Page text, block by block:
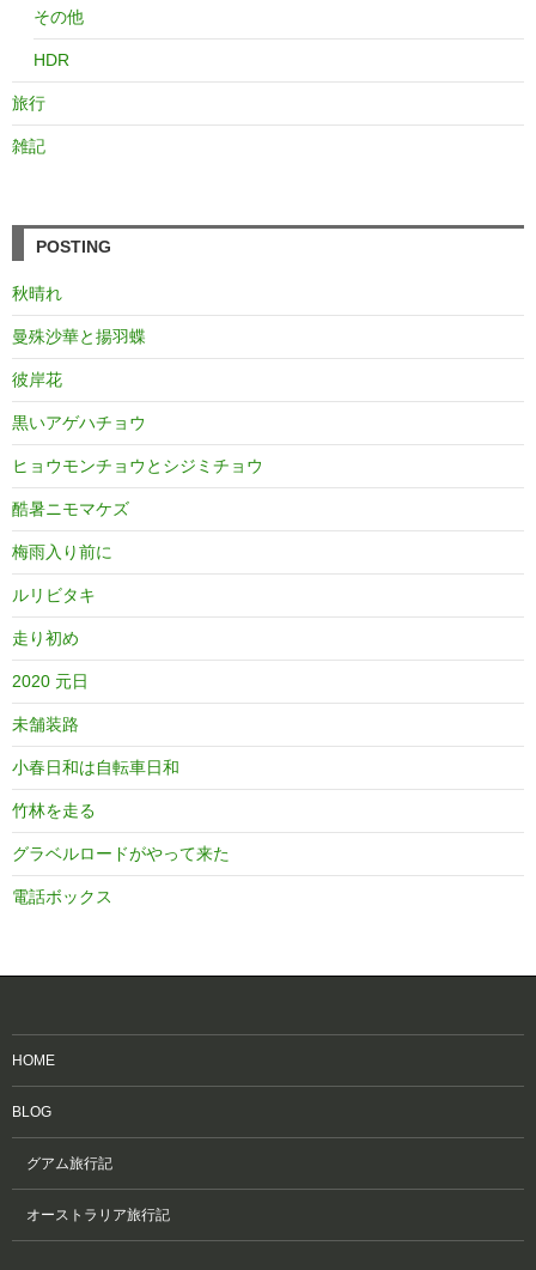
その他
HDR
旅行
雑記
POSTING
秋晴れ
曼殊沙華と揚羽蝶
彼岸花
黒いアゲハチョウ
ヒョウモンチョウとシジミチョウ
酷暑ニモマケズ
梅雨入り前に
ルリビタキ
走り初め
2020 元日
未舗装路
小春日和は自転車日和
竹林を走る
グラベルロードがやって来た
電話ボックス
HOME
BLOG
グアム旅行記
オーストラリア旅行記